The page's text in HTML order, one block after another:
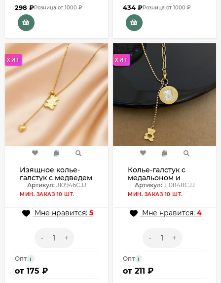
298 ₽Розница от 1000 ₽ 434 ₽Розница от 1000 ₽
ХИТ
Изящное колье-
галстук с медведем
и золотым сердцем
J10946CJJ
Артикул:J10946CJJ
МИН. ЗАКАЗ 10 ШТ.
Мне нравится: 5
- +
Опт i
от 175 ₽
ХИТ
Колье-галстук с
медальоном и
фигуркой медведя
J10848CJJ
Артикул:J10848CJJ
МИН. ЗАКАЗ 10 ШТ.
Мне нравится: 4
- +
Опт i
от 211 ₽